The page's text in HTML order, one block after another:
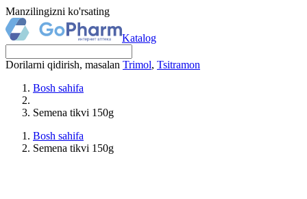
Manzilingizni ko'rsating
Katalog
Dorilarni qidirish, masalan Trimol, Tsitramon
Bosh sahifa
Semena tikvi 150g
Bosh sahifa
Semena tikvi 150g